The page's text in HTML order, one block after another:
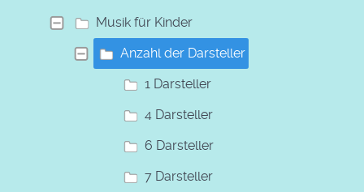
Musik für Kinder
Anzahl der Darsteller
1 Darsteller
4 Darsteller
6 Darsteller
7 Darsteller